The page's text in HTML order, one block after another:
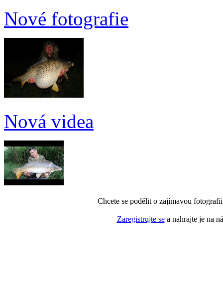
Nové fotografie
Nová videa
Chcete se podělit o zajímavou
Zaregistrujte sea nahrajte je na